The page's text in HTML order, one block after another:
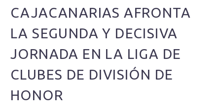
CAJACANARIAS AFRONTA
LA SEGUNDA Y DECISIVA
JORNADA EN LA LIGA DE
CLUBES DE DIVISIÓN DE
HONOR